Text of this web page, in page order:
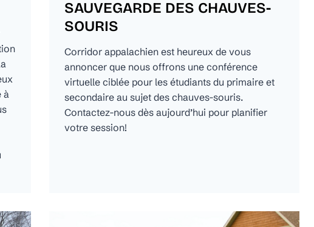
à
SAUVEGARDE DES CHAUVES-
SOURIS
Corridor appalachien est heureux de vous
annoncer que nous offrons une conférence
virtuelle ciblée pour les étudiants du primaire et
secondaire au sujet des chauves-souris.
Contactez-nous dès aujourd’hui pour planifier
votre session!